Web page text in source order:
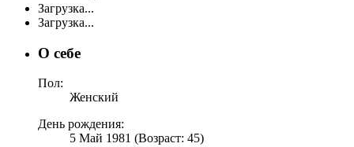
Загрузка...
Загрузка...
О себе
Пол:
Женский
День рождения:
5 Май 1981 (Возраст: 45)